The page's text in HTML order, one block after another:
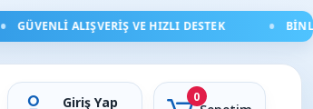
GÜVENLI ALIŞVERIŞ VE HIZLI DESTEK
Giriş Yap 0